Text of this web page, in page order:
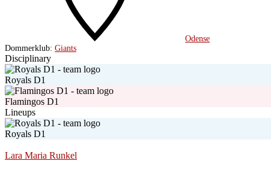
Odense
Dommerklub: Giants
Disciplinary
Royals D1
Flamingos D1
Lineups
Royals D1
Lara Maria Runkel